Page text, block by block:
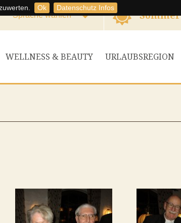
Ok
Datenschutz Infos
Sprache wählen Sommer
WELLNESS & BEAUTY URLAUBSREGION